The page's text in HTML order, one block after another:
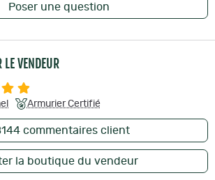
Poser une question
VENDEUR
Armurier Certifié
commentaires client
la boutique du vendeur